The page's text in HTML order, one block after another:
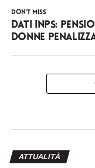
DON'T MISS
Dati INPS:
donne
ATTUALITÀ